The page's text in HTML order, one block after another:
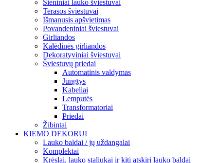
Sieniniai lauko šviestuvai
Terasos šviestuvai
Išmanusis apšvietimas
Povandeniniai šviestuvai
Girliandos
Kalėdinės girliandos
Dekoratyviniai šviestuvai
Šviestuvų priedai
Automatinis valdymas
Jungtys
Kabeliai
Lemputės
Transformatoriai
Priedai
Žibintai
KIEMO DEKORUI
Lauko baldai / jų uždangalai
Komplektai
Krėslai, lauko staliukai ir kiti atskiri lauko baldai